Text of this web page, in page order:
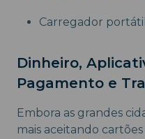
Carregador portátil
Dinheiro,
Pagamento e
Embora as grandes
mais aceitando